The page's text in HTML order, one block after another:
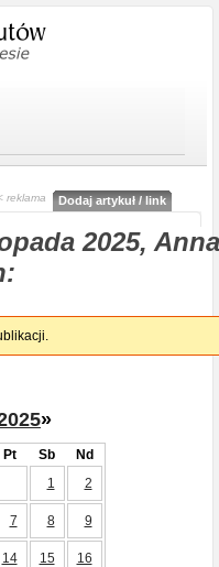
reklama Dodaj artykuł / link
2025, Anna
»
Pt Sb
Nd
1
2
7 8 9
14 15 16